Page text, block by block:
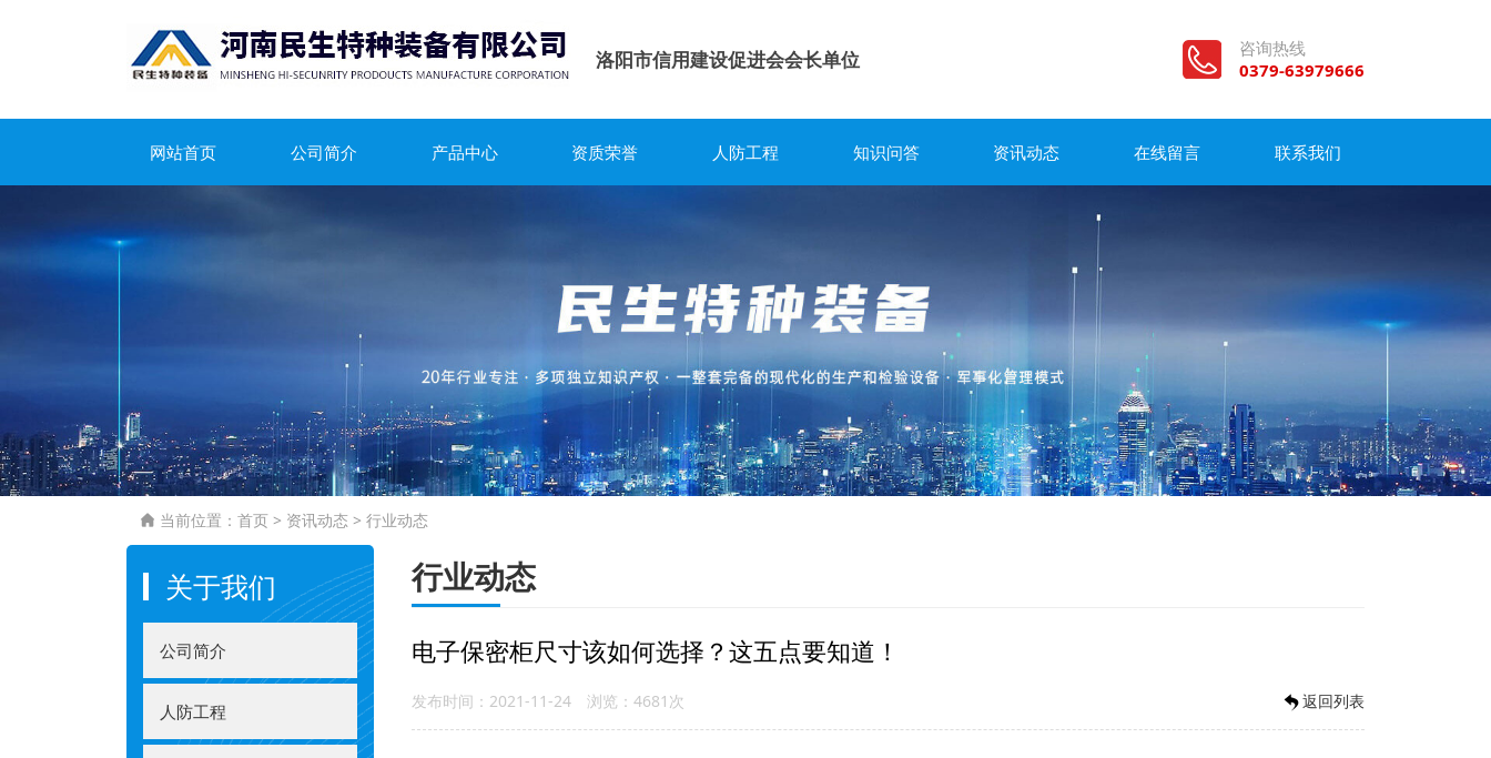
洛阳市信用建设促进会会长单位
咨询热线
0379-63979666
网站首页 公司简介 产品中心 资质荣誉 人防工程 知识问答 资讯动态 在线留言 联系我们
 当前位置： 首页 > 资讯动态 > 行业动态
关于我们
公司简介
人防工程
行业动态
电子保密柜尺寸该如何选择？这五点要知道！
发布时间：2021-11-24 浏览：4681次 返回列表